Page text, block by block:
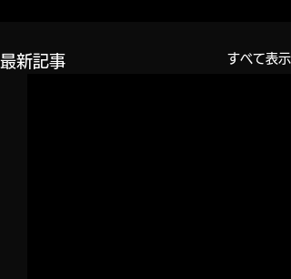
最新記事 すべて表示